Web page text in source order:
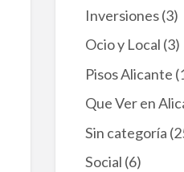
Inversiones(3)
Ocio y Local (3)
Pisos Alicante
Que Ver en
Sin categoría
Social (6)